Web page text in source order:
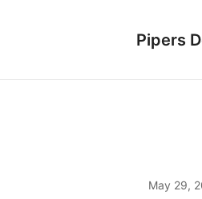
Pipers
May 29,